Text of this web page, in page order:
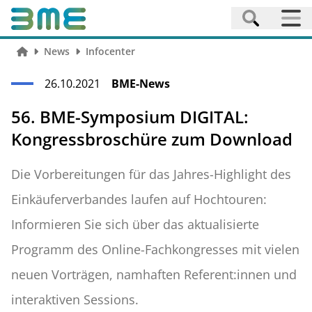
News Infocenter
26.10.2021 BME-News
56. BME-Symposium DIGITAL:
Kongressbroschüre zum Download
Die Vorbereitungen für das Jahres-Highlight des
Einkäuferverbandes laufen auf Hochtouren:
Informieren Sie sich über das aktualisierte
Programm des Online-Fachkongresses mit vielen
neuen Vorträgen, namhaften Referent:innen und
interaktiven Sessions.